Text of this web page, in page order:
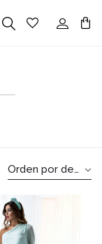
Orden por defecto